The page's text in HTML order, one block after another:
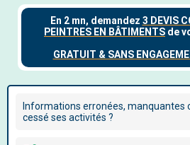
Informations erronées, manquantes
cessé ses activités ?